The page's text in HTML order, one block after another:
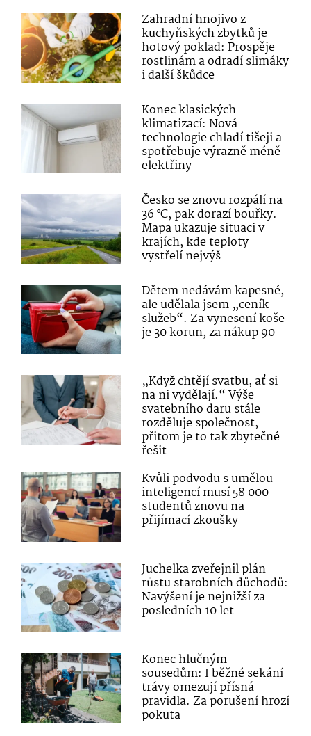
Zahradní hnojivo z
kuchyňských zbytků je
hotový poklad: Prospěje
rostlinám a odradí slimáky
i další škůdce
Konec klasických
klimatizací: Nová
technologie chladí tišeji a
spotřebuje výrazně méně
elektřiny
Česko se znovu rozpálí na
36 °C, pak dorazí bouřky.
Mapa ukazuje situaci v
krajích, kde teploty
vystřelí nejvýš
Dětem nedávám kapesné,
ale udělala jsem „ceník
služeb“. Za vynesení koše
je 30 korun, za nákup 90
„Když chtějí svatbu, ať si
na ni vydělají.“ Výše
svatebního daru stále
rozděluje společnost,
přitom je to tak zbytečné
řešit
Kvůli podvodu s umělou
inteligencí musí 58 000
studentů znovu na
přijímací zkoušky
Juchelka zveřejnil plán
růstu starobních důchodů:
Navýšení je nejnižší za
posledních 10 let
Konec hlučným
sousedům: I běžné sekání
trávy omezují přísná
pravidla. Za porušení hrozí
pokuta